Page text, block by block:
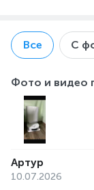
Все С
Фото и видео
Артур
10.07.2026